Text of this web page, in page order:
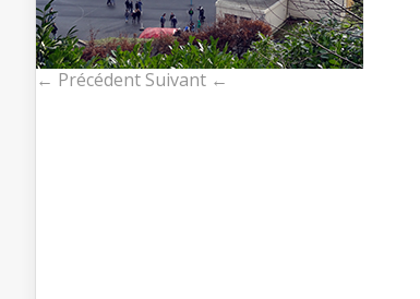
← Précédent Suivant ←